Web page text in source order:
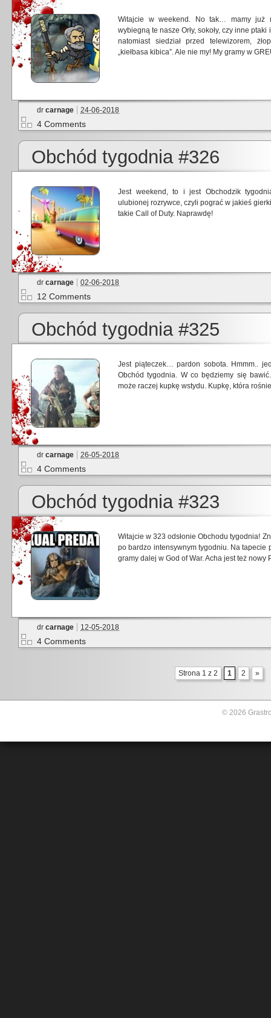
Witajcie w weekend. No tak… mamy już
wybiegną te nasze Orły, sokoły, czy inne
natomiast siedział przed telewizorem,
„kiełbasa kibica”. Ale nie my! My gramy w
dr carnage 24-06-2018
4 Comments
Obchód tygodnia #326
Jest weekend, to i jest Obchodzik
ulubionej rozrywce, czyli pograć w jakieś
takie Call of Duty. Naprawdę!
dr carnage 02-06-2018
12 Comments
Obchód tygodnia #325
Jest piąteczek… pardon sobota. Hmmm..
Obchód tygodnia. W co będziemy się
może raczej kupkę wstydu. Kupkę, która
dr carnage 26-05-2018
4 Comments
Obchód tygodnia #323
Witajcie w 323 odsłonie Obchodu tygodnia!
po bardzo intensywnym tygodniu. Na tapecie
gramy dalej w God of War. Acha jest też nowy
dr carnage 12-05-2018
4 Comments
Strona 1 z 2 1 2 »
© 2026